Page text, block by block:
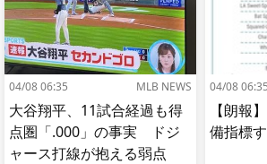
04/08 06:35 MLB NEWS
大谷翔平、11試合経過も得
点圏「.000」の事実 ドジ
ャース打線が抱える弱点
04/08 06:35
【朗報
備指標